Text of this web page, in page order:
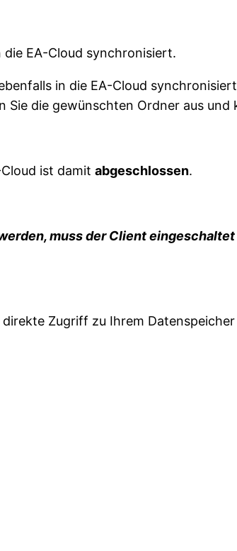
EA-Cloud synchronisiert.
in die EA-Cloud
Sie die gewünschten Ordner aus und
ist damit abgeschlossen.
muss der Client
Zugriff zu Ihrem